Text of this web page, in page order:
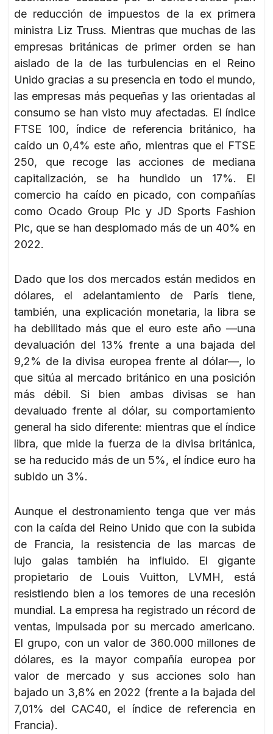
de reducción de impuestos de la ex primera
ministra Liz Truss. Mientras que muchas de las
empresas británicas de primer orden se han
aislado de la de las turbulencias en el Reino
Unido gracias a su presencia en todo el mundo,
las empresas más pequeñas y las orientadas al
consumo se han visto muy afectadas. El índice
FTSE 100, índice de referencia británico, ha
caído un 0,4% este año, mientras que el FTSE
250, que recoge las acciones de mediana
capitalización, se ha hundido un 17%. El
comercio ha caído en picado, con compañías
como Ocado Group Plc y JD Sports Fashion
Plc, que se han desplomado más de un 40% en
2022.
Dado que los dos mercados están medidos en
dólares, el adelantamiento de París tiene,
también, una explicación monetaria, la libra se
ha debilitado más que el euro este año —una
devaluación del 13% frente a una bajada del
9,2% de la divisa europea frente al dólar—, lo
que sitúa al mercado británico en una posición
más débil. Si bien ambas divisas se han
devaluado frente al dólar, su comportamiento
general ha sido diferente: mientras que el índice
libra, que mide la fuerza de la divisa británica,
se ha reducido más de un 5%, el índice euro ha
subido un 3%.
Aunque el destronamiento tenga que ver más
con la caída del Reino Unido que con la subida
de Francia, la resistencia de las marcas de
lujo galas también ha influido. El gigante
propietario de Louis Vuitton, LVMH, está
resistiendo bien a los temores de una recesión
mundial. La empresa ha registrado un récord de
ventas, impulsada por su mercado americano.
El grupo, con un valor de 360.000 millones de
dólares, es la mayor compañía europea por
valor de mercado y sus acciones solo han
bajado un 3,8% en 2022 (frente a la bajada del
7,01% del CAC40, el índice de referencia en
Francia).